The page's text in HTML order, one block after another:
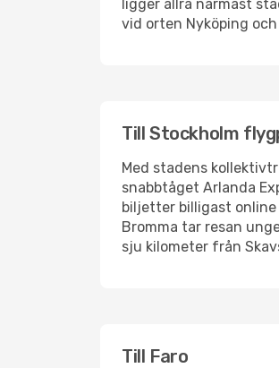
ligger allra närmast
vid orten Nyköping
Till Stockholm
Med stadens
snabbtåget Arlanda
biljetter billigast
Bromma tar resan
sju kilometer från
Till Faro